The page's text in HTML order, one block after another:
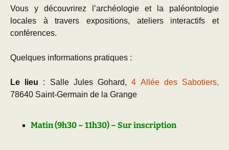
Vous y découvrirez l’archéologie et la paléontologie
locales à travers expositions, ateliers interactifs et
conférences.
Quelques informations pratiques :
Le lieu : Salle Jules Gohard,4 Allée des Sabotiers,
78640 Saint-Germain de la Grange
Matin (9h30 – 11h30) – Sur inscription